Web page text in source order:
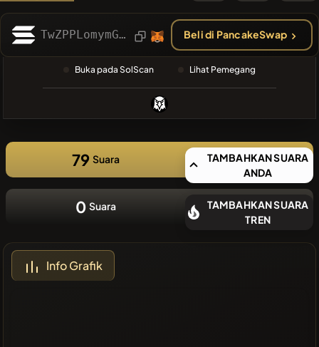
PENCARIAN
TERAKHIR
❌Tidak ada
TwZPPLomymGXXR2z9hERFxA6BfPH16jVyZKQ4DQmoon Beli di PancakeSwap
Buka pada SolScan Lihat Pemegang
79 Suara
TAMBAHKAN SUARA
ANDA
0 Suara
TAMBAHKAN SUARA
TREN
Info Grafik